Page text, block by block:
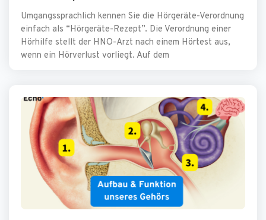
Umgangssprachlich kennen Sie die Hörgeräte-Verordnung
einfach als “Hörgeräte-Rezept”. Die Verordnung einer
Hörhilfe stellt der HNO-Arzt nach einem Hörtest aus,
wenn ein Hörverlust vorliegt. Auf dem